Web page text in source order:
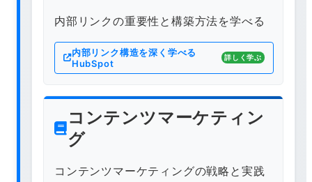
内部リンクの重要性と構築方法を学べる
内部リンク構造を深く学べる
HubSpot
詳しく学ぶ
コンテンツマーケティン
グ
コンテンツマーケティングの戦略と実践